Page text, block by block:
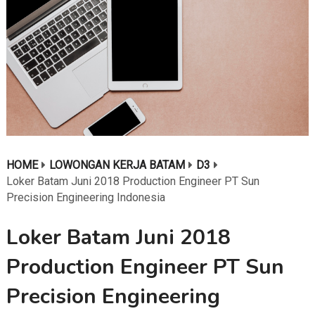
HOME LOWONGAN KERJA BATAM
D3
Loker Batam Juni 2018 Production Engineer PT Sun
Precision Engineering Indonesia
Loker Batam Juni 2018
Production Engineer PT Sun
Precision Engineering